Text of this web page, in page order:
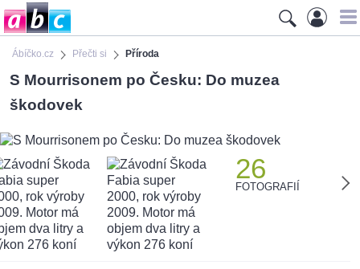
Ábíčko.cz Přečti si Příroda
S Mourrisonem po Česku: Do muzea
škodovek
26
FOTOGRAFIÍ